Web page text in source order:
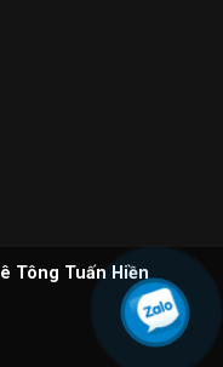
Tông Tuấn Hiền